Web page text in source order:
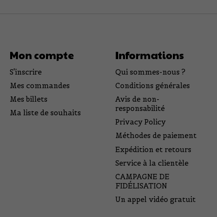
Mon compte
S'inscrire
Mes commandes
Mes billets
Ma liste de souhaits
Informations
Qui sommes-nous ?
Conditions générales
Avis de non-
responsabilité
Privacy Policy
Méthodes de paiement
Expédition et retours
Service à la clientèle
CAMPAGNE DE
FIDÉLISATION
Un appel vidéo gratuit